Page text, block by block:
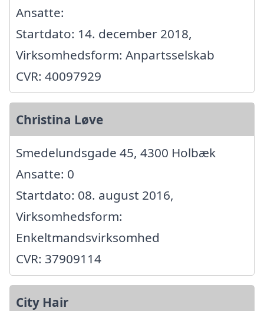
Ansatte:
Startdato: 14. december 2018,
Virksomhedsform: Anpartsselskab
CVR: 40097929
Christina Løve
Smedelundsgade 45, 4300 Holbæk
Ansatte: 0
Startdato: 08. august 2016,
Virksomhedsform:
Enkeltmandsvirksomhed
CVR: 37909114
City Hair